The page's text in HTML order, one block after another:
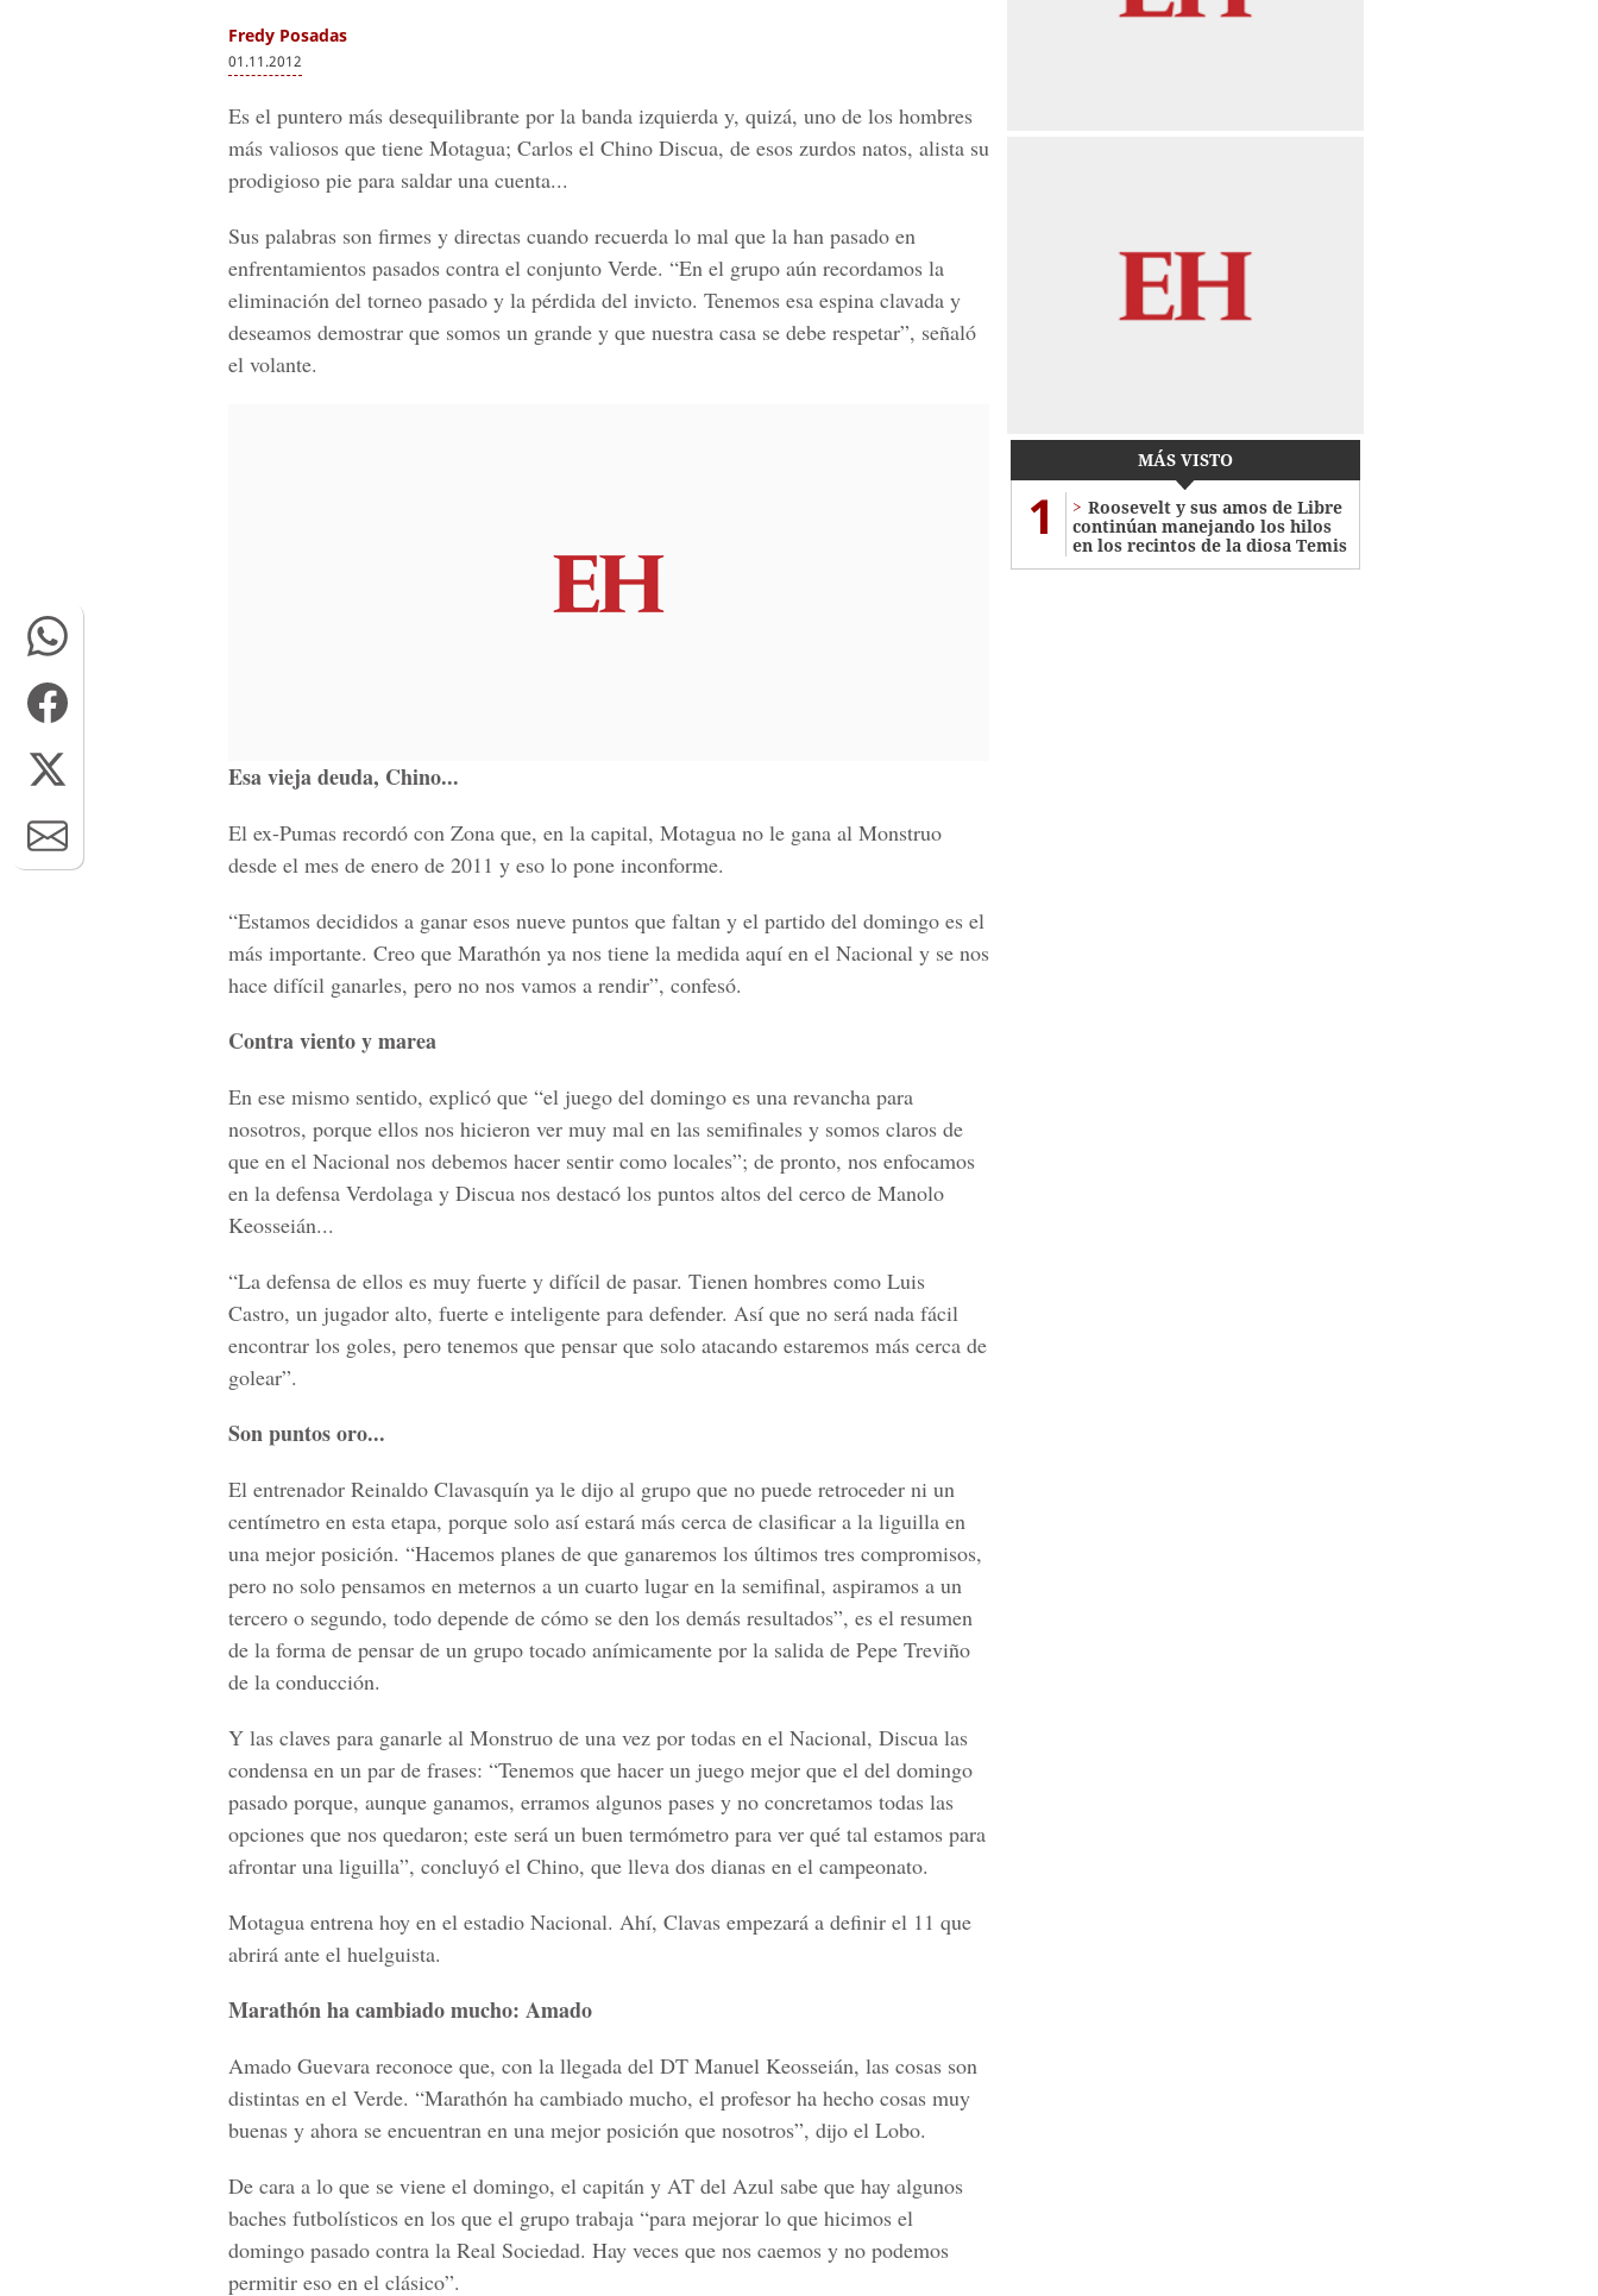
Fredy Posadas
01.11.2012
Es el puntero más desequilibrante por la banda izquierda y, quizá, uno de los hombres
más valiosos que tiene Motagua; Carlos el Chino Discua, de esos zurdos natos, alista su
prodigioso pie para saldar una cuenta...
Sus palabras son firmes y directas cuando recuerda lo mal que la han pasado en
enfrentamientos pasados contra el conjunto Verde. “En el grupo aún recordamos la
eliminación del torneo pasado y la pérdida del invicto. Tenemos esa espina clavada y
deseamos demostrar que somos un grande y que nuestra casa se debe respetar”, señaló
el volante.
Esa vieja deuda, Chino...
El ex-Pumas recordó con Zona que, en la capital, Motagua no le gana al Monstruo
desde el mes de enero de 2011 y eso lo pone inconforme.
“Estamos decididos a ganar esos nueve puntos que faltan y el partido del domingo es el
más importante. Creo que Marathón ya nos tiene la medida aquí en el Nacional y se nos
hace difícil ganarles, pero no nos vamos a rendir”, confesó.
Contra viento y marea
En ese mismo sentido, explicó que “el juego del domingo es una revancha para
nosotros, porque ellos nos hicieron ver muy mal en las semifinales y somos claros de
que en el Nacional nos debemos hacer sentir como locales”; de pronto, nos enfocamos
en la defensa Verdolaga y Discua nos destacó los puntos altos del cerco de Manolo
Keosseián...
“La defensa de ellos es muy fuerte y difícil de pasar. Tienen hombres como Luis
Castro, un jugador alto, fuerte e inteligente para defender. Así que no será nada fácil
encontrar los goles, pero tenemos que pensar que solo atacando estaremos más cerca de
golear”.
Son puntos oro...
El entrenador Reinaldo Clavasquín ya le dijo al grupo que no puede retroceder ni un
centímetro en esta etapa, porque solo así estará más cerca de clasificar a la liguilla en
una mejor posición. “Hacemos planes de que ganaremos los últimos tres compromisos,
pero no solo pensamos en meternos a un cuarto lugar en la semifinal, aspiramos a un
tercero o segundo, todo depende de cómo se den los demás resultados”, es el resumen
de la forma de pensar de un grupo tocado anímicamente por la salida de Pepe Treviño
de la conducción.
Y las claves para ganarle al Monstruo de una vez por todas en el Nacional, Discua las
condensa en un par de frases: “Tenemos que hacer un juego mejor que el del domingo
pasado porque, aunque ganamos, erramos algunos pases y no concretamos todas las
opciones que nos quedaron; este será un buen termómetro para ver qué tal estamos para
afrontar una liguilla”, concluyó el Chino, que lleva dos dianas en el campeonato.
Motagua entrena hoy en el estadio Nacional. Ahí, Clavas empezará a definir el 11 que
abrirá ante el huelguista.
Marathón ha cambiado mucho: Amado
Amado Guevara reconoce que, con la llegada del DT Manuel Keosseián, las cosas son
distintas en el Verde. “Marathón ha cambiado mucho, el profesor ha hecho cosas muy
buenas y ahora se encuentran en una mejor posición que nosotros”, dijo el Lobo.
De cara a lo que se viene el domingo, el capitán y AT del Azul sabe que hay algunos
baches futbolísticos en los que el grupo trabaja “para mejorar lo que hicimos el
domingo pasado contra la Real Sociedad. Hay veces que nos caemos y no podemos
permitir eso en el clásico”.
MÁS VISTO
1
Roosevelt y sus amos de Libre
continúan manejando los hilos
en los recintos de la diosa Temis